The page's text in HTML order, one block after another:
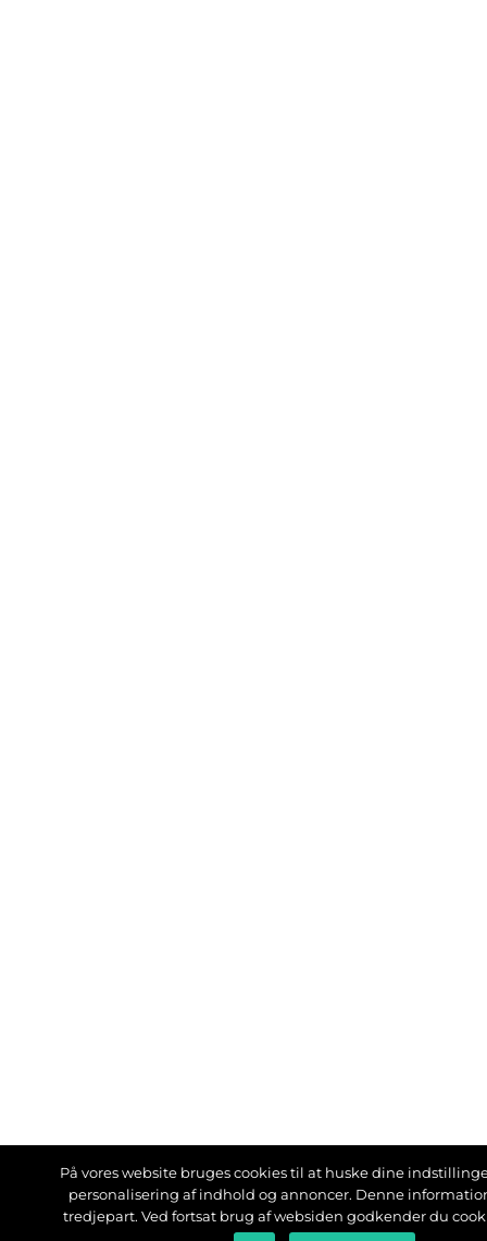
På vores website bruges cookies til at huske dine
personalisering af indhold og annoncer. Denne
tredjepart. Ved fortsat brug af websiden godkender du